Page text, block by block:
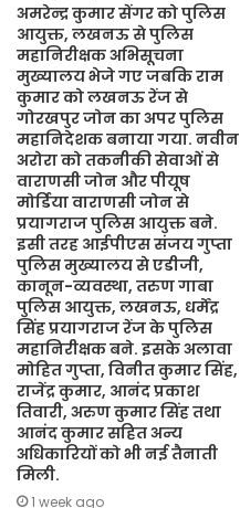
अमरेन्द्र कुमार सेंगर को पुलिस
आयुक्त, लखनऊ से पुलिस
महानिरीक्षक अभिसूचना
मुख्यालय भेजे गए जबकि राम
कुमार को लखनऊ रेंज से
गोरखपुर जोन का अपर पुलिस
महानिदेशक बनाया गया. नवीन
अरोरा को तकनीकी सेवाओं से
वाराणसी जोन और पीयूष
मोर्डिया वाराणसी जोन से
प्रयागराज पुलिस आयुक्त बने.
इसी तरह आईपीएस संजय गुप्ता
पुलिस मुख्यालय से एडीजी,
कानून-व्यवस्था, तरुण गाबा
पुलिस आयुक्त, लखनऊ, धर्मेंद्र
सिंह प्रयागराज रेंज के पुलिस
महानिरीक्षक बने. इसके अलावा
मोहित गुप्ता, विनीत कुमार सिंह,
राजेंद्र कुमार, आनंद प्रकाश
तिवारी, अरुण कुमार सिंह तथा
आनंद कुमार सहित अन्य
अधिकारियों को भी नई तैनाती
मिली.
1 week ago